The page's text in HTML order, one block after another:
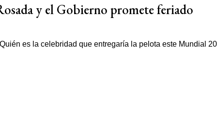
y el Gobierno promete feriado